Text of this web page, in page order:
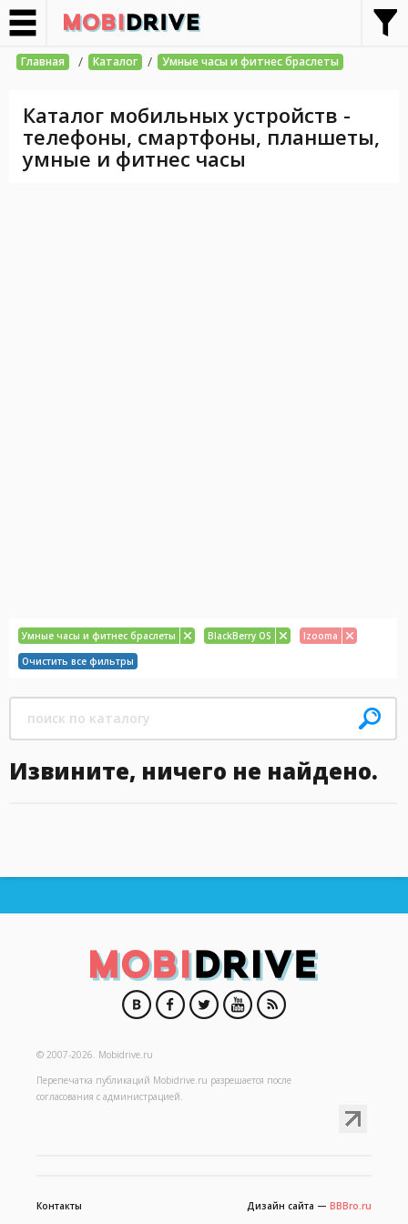
Главная / Каталог / Умные часы и фитнес браслеты
Каталог мобильных устройств -
телефоны, смартфоны, планшеты,
умные и фитнес часы
Умные часы и фитнес браслеты BlackBerry OS
Izooma
Очистить все фильтры
Извините, ничего не найдено.
© 2007-2026. Mobidrive.ru
Перепечатка публикаций Mobidrive.ru разрешается после
согласования с администрацией.
Дизайн сайта — BBBro.ru
Контакты